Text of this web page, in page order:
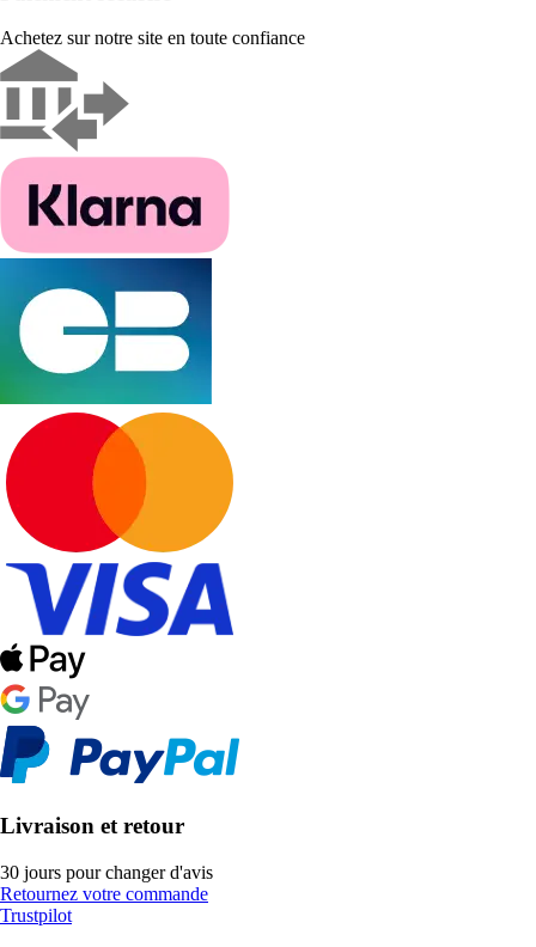
Achetez sur notre site en toute confiance
Livraison et retour
30 jours pour changer d'avis
Retournez votre commande
Trustpilot